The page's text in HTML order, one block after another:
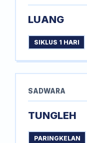
LUANG
SIKLUS 1 HARI
SADWARA
TUNGLEH
PARINGKELAN